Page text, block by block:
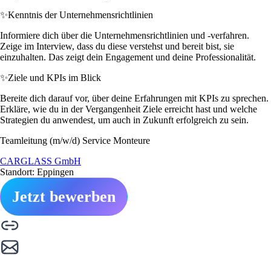
✨Kenntnis der Unternehmensrichtlinien
Informiere dich über die Unternehmensrichtlinien und -verfahren.
Zeige im Interview, dass du diese verstehst und bereit bist, sie
einzuhalten. Das zeigt dein Engagement und deine Professionalität.
✨Ziele und KPIs im Blick
Bereite dich darauf vor, über deine Erfahrungen mit KPIs zu sprechen.
Erkläre, wie du in der Vergangenheit Ziele erreicht hast und welche
Strategien du anwendest, um auch in Zukunft erfolgreich zu sein.
Teamleitung (m/w/d) Service Monteure
CARGLASS GmbH
Standort: Eppingen
Jetzt bewerben